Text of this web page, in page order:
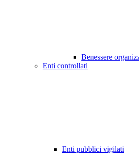
Benessere
Enti controllati
Enti pubblici vigilati